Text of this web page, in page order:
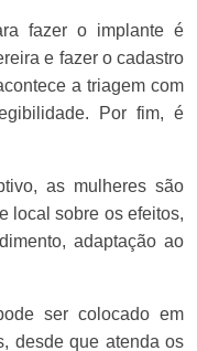
fazer o implante é
e fazer o cadastro
a triagem com
Por fim, é
as mulheres são
local sobre os efeitos,
adaptação ao
ser colocado em
desde que atenda os